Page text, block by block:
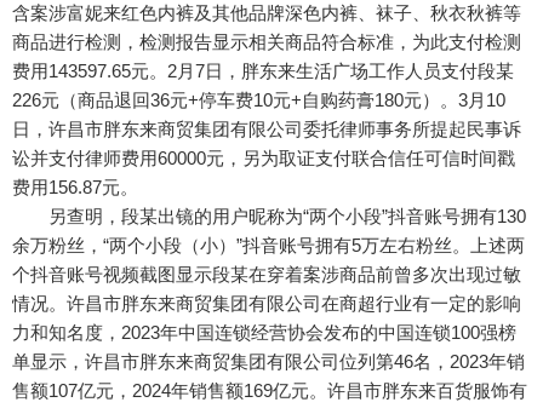
含案涉富妮来红色内裤及其他品牌深色内裤、袜子、秋衣秋裤等
商品进行检测，检测报告显示相关商品符合标准，为此支付检测
费用143597.65元。2月7日，胖东来生活广场工作人员支付段某
226元（商品退回36元+停车费10元+自购药膏180元）。3月10
日，许昌市胖东来商贸集团有限公司委托律师事务所提起民事诉
讼并支付律师费用60000元，另为取证支付联合信任可信时间戳
费用156.87元。
另查明，段某出镜的用户昵称为“两个小段”抖音账号拥有130
余万粉丝，“两个小段（小）”抖音账号拥有5万左右粉丝。上述两
个抖音账号视频截图显示段某在穿着案涉商品前曾多次出现过敏
情况。许昌市胖东来商贸集团有限公司在商超行业有一定的影响
力和知名度，2023年中国连锁经营协会发布的中国连锁100强榜
单显示，许昌市胖东来商贸集团有限公司位列第46名，2023年销
售额107亿元，2024年销售额169亿元。许昌市胖东来百货服饰有